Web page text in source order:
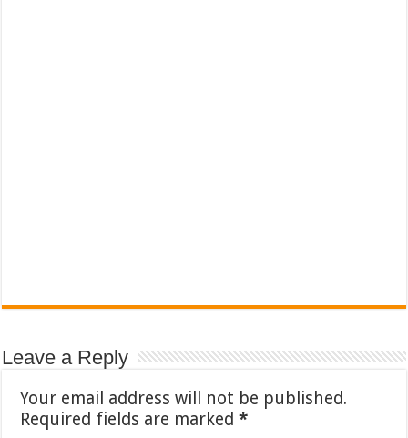
Leave a Reply
Your email address will not be published.
Required fields are marked*